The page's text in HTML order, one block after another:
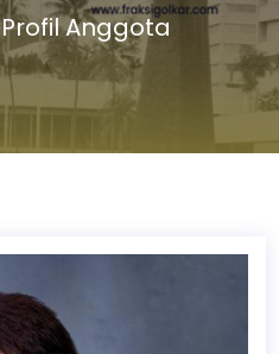
Profil Anggota